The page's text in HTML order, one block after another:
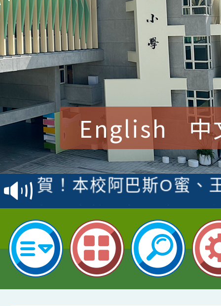
English 中
賀！本校參加桃園市中
賽 洪綺君教師榮獲社
賀！本校阿巴斯O蜜、
倩參加桃園市科展 國
名 指導老師王老師、
賀！本校四年二班張O
園市英語競賽國小朗讀
指導老師林老師
賀！本校參加桃園市中
賽 劉文瑛教師榮獲教
臺灣台語-第二名
賀！本校參與2026世
市賽榮獲科學小創客佳
賀！本校參加桃園市中